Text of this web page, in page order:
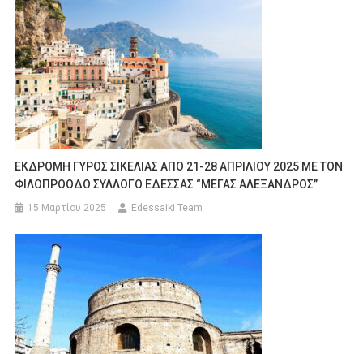
ΕΚΔΡΟΜΗ ΓΥΡΟΣ ΣΙΚΕΛΙΑΣ ΑΠΟ 21-28 ΑΠΡΙΛΙΟΥ 2025 ΜΕ ΤΟΝ
ΦΙΛΟΠΡΟΟΔΟ ΣΥΛΛΟΓΟ ΕΔΕΣΣΑΣ “ΜΕΓΑΣ ΑΛΕΞΑΝΔΡΟΣ”
15 Μαρτίου 2025 Edessaiki Team